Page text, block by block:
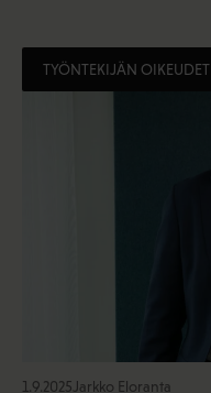
TYÖNTEKIJÄN OIKEUDET
1.9.2025Jarkko Eloranta